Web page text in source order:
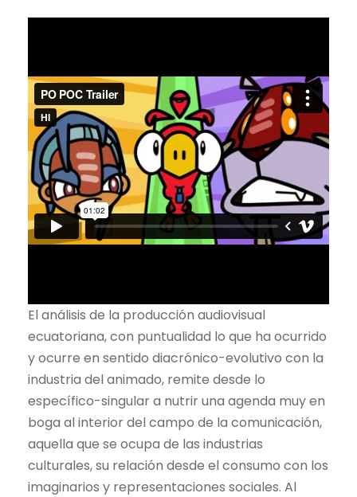
El análisis de la producción audiovisual
ecuatoriana, con puntualidad lo que ha ocurrido
y ocurre en sentido diacrónico-evolutivo con la
industria del animado, remite desde lo
específico-singular a nutrir una agenda muy en
boga al interior del campo de la comunicación,
aquella que se ocupa de las industrias
culturales, su relación desde el consumo con los
imaginarios y representaciones sociales. Al